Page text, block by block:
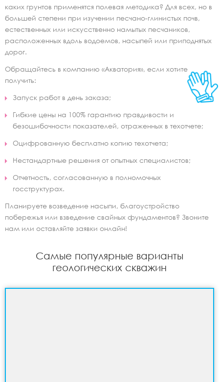
каких грунтов применятся полевая методика? Для всех, но в
большей степени при изучении песчано-глинистых почв,
естественных или искусственно намытых песчаников,
расположенных вдоль водоемов, насыпей или приподнятых
дорог.
Обращайтесь в компанию «Акватория», если хотите
получить:
Запуск работ в день заказа;
Гибкие цены на 100% гарантию правдивости и
безошибочности показателей, отраженных в техотчете;
Оцифрованную бесплатно копию техотчета;
Нестандартные решения от опытных специалистов;
Отчетность, согласованную в полномочных
госструктурах.
Планируете возведение насыпи, благоустройство
побережья или взведение свайных фундаментов? Звоните
нам или оставляйте заявки онлайн!
Самые популярные варианты
геологических скважин